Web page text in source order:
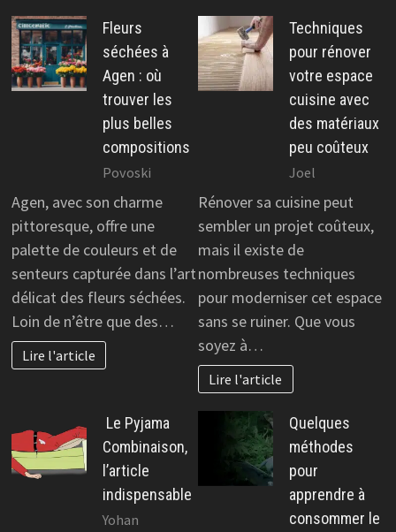
Fleurs
séchées à
Agen : où
trouver les
plus belles
compositions
Povoski
Agen, avec son charme
pittoresque, offre une
palette de couleurs et de
senteurs capturée dans l’art
délicat des fleurs séchées.
Loin de n’être que des…
Lire l'article
Techniques
pour rénover
votre espace
cuisine avec
des matériaux
peu coûteux
Joel
Rénover sa cuisine peut
sembler un projet coûteux,
mais il existe de
nombreuses techniques
pour moderniser cet espace
sans se ruiner. Que vous
soyez à…
Lire l'article
Le Pyjama
Combinaison,
l’article
indispensable
Yohan
Quelques
méthodes
pour
apprendre à
consommer le